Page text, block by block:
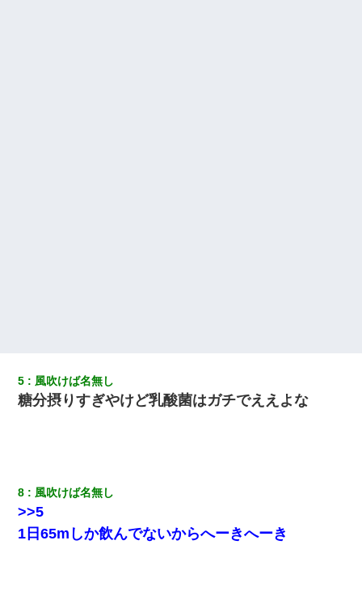
男だけどリベンジポノレノの被害者になって未だに人生が立ち直
【戦争】不妊の俺嫁に弟嫁が2日間4歳児を託児 俺嫁はそこまで気
顔引きつってた → そして弟嫁が迎えに来た翌日…
5 風吹けば名無し
糖分摂りすぎやけど乳酸菌はガチでええよな
8 風吹けば名無し
>>5
1日65mしか飲んでないからへーきへーき